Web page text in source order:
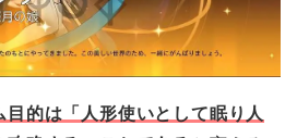
目的は「人形使いとして眠り人